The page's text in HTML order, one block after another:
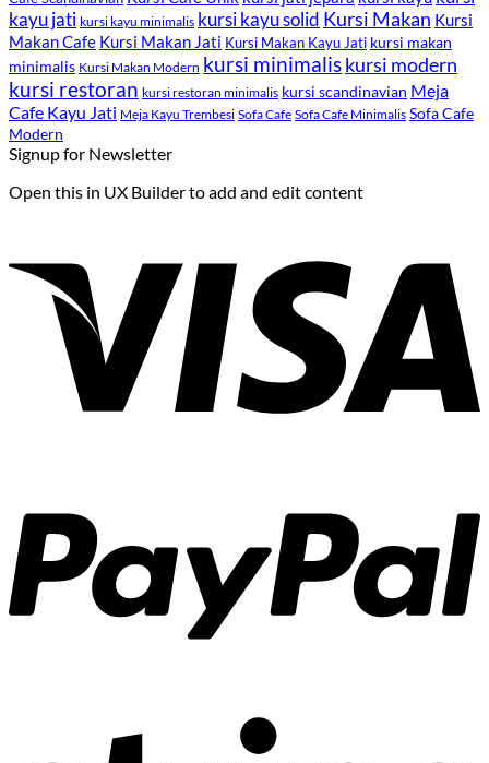
kayu jati kursi kayu minimalis kursi kayu solid Kursi Makan Kursi
Makan Cafe Kursi Makan Jati Kursi Makan Kayu Jati kursi makan
minimalis Kursi Makan Modern kursi minimaliskursi modern
kursi restoran kursi restoran minimalis kursi scandinavian Meja
Cafe Kayu Jati Meja Kayu Trembesi Sofa Cafe Sofa Cafe Minimalis Sofa Cafe
Modern
Signup for Newsletter
Open this in UX Builder to add and edit content